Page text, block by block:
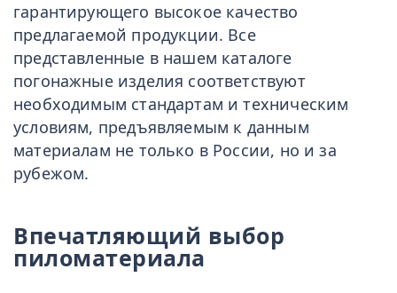
гарантирующего высокое качество
предлагаемой продукции. Все
представленные в нашем каталоге
погонажные изделия соответствуют
необходимым стандартам и техническим
условиям, предъявляемым к данным
материалам не только в России, но и за
рубежом.
Впечатляющий выбор
пиломатериала